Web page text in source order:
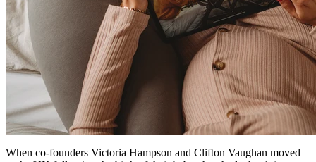
When co-founders Victoria Hampson and Clifton Vaughan moved